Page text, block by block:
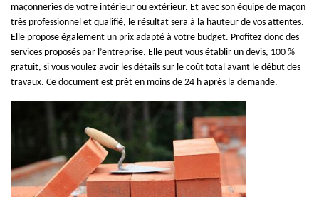
maçonneries de votre intérieur ou extérieur. Et avec son équipe de maçon
très professionnel et qualifié, le résultat sera à la hauteur de vos attentes.
Elle propose également un prix adapté à votre budget. Profitez donc des
services proposés par l’entreprise. Elle peut vous établir un devis, 100 %
gratuit, si vous voulez avoir les détails sur le coût total avant le début des
travaux. Ce document est prêt en moins de 24 h après la demande.